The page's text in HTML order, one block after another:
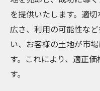
を提供いたします。適
広さ、利用の可能性な
い、お客様の土地が市
す。これにより、適正
す。